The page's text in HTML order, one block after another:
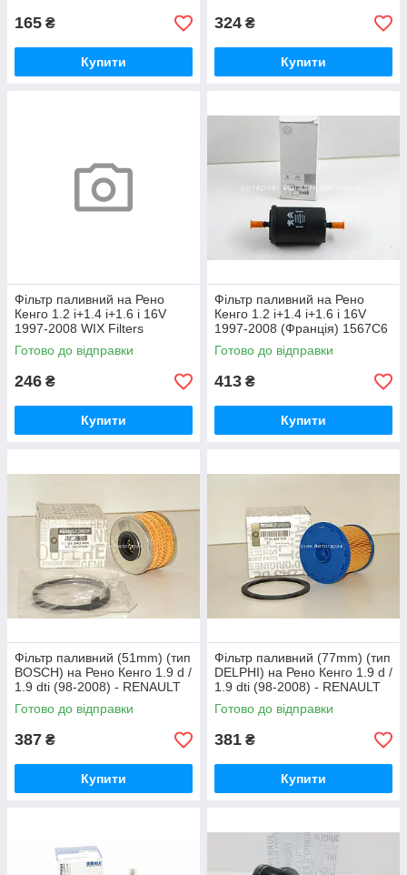
165 ₴
Купити
324 ₴
Купити
Фільтр паливний на Рено
Кенго 1.2 i+1.4 i+1.6 i 16V
1997-2008 WIX Filters
FILTERS(Польща) WF8034
Готово до відправки
246 ₴
Купити
Фільтр паливний на Рено
Кенго 1.2 i+1.4 i+1.6 i 16V
1997-2008 (Франція) 1567C6
Готово до відправки
413 ₴
Купити
Фільтр паливний (51mm) (тип
BOSCH) на Рено Кенго 1.9 d /
1.9 dti (98-2008) - RENAULT
(Оригінал) 7701043620
Готово до відправки
387 ₴
Купити
Фільтр паливний (77mm) (тип
DELPHI) на Рено Кенго 1.9 d /
1.9 dti (98-2008) - RENAULT
(Оригінал) 7701206119
Готово до відправки
381 ₴
Купити